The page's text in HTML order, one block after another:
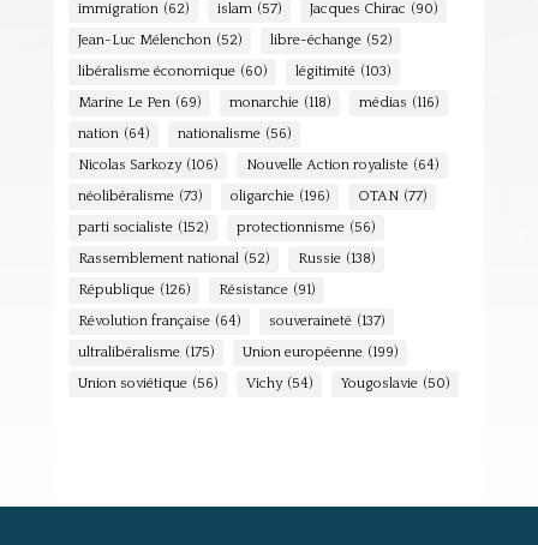
immigration (62) islam (57) Jacques Chirac (90)
Jean-Luc Mélenchon (52) libre-échange (52)
libéralisme économique (60) légitimité (103)
Marine Le Pen (69) monarchie (118) médias (116)
nation (64) nationalisme (56)
Nicolas Sarkozy (106) Nouvelle Action royaliste (64)
néolibéralisme (73) oligarchie (196) OTAN (77)
parti socialiste (152) protectionnisme (56)
Rassemblement national (52) Russie (138)
République (126) Résistance (91)
Révolution française (64) souveraineté (137)
ultralibéralisme (175) Union européenne (199)
Union soviétique (56) Vichy (54) Yougoslavie (50)